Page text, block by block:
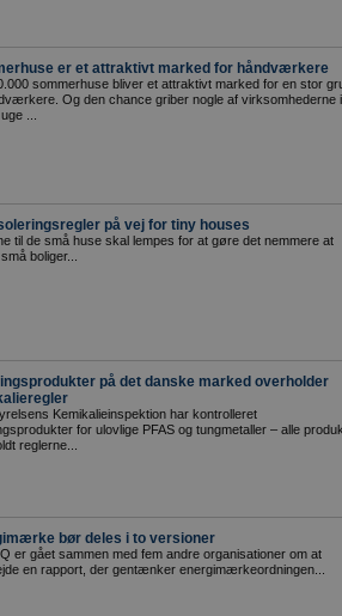
er et attraktivt marked for håndværkere
sommerhuse bliver et attraktivt marked for en stor
Og den chance griber nogle af virksomhederne i
...
på vej for tiny houses
til de små huse skal lempes for at gøre det nemmere at
boliger...
på det danske marked overholder
Kemikalieinspektion har kontrolleret
for ulovlige PFAS og tungmetaller – alle
reglerne...
bør deles i to versioner
er gået sammen med fem andre organisationer om at
en rapport, der gentænker energimærkeordningen...